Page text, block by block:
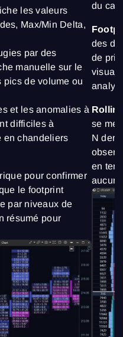
les valeurs
Max/Min Delta,
par des
manuelle sur le
pics de volume ou
et les anomalies à
difficiles à
en chandeliers
pour confirmer
le footprint
par niveaux de
résumé pour
du
des
de
se met
N
en